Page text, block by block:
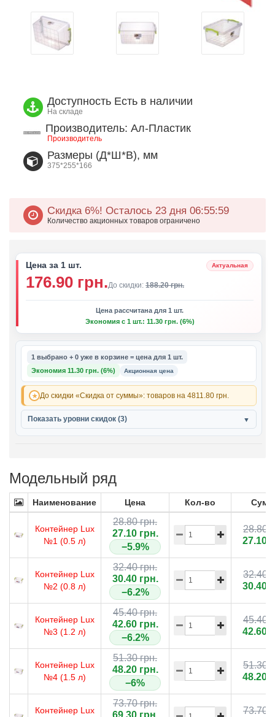
Доступность Есть в наличии
На складе
Производитель: Ал-Пластик
Производитель
Размеры (Д*Ш*В), мм
375*255*166
Скидка 6%!Осталось 23 дня 06 55 59
Количество акционных товаров ограничено
Цена за 1 шт. Актуальная
176.90 грн.До скидки: 188.20 грн.
Цена рассчитана для 1 шт.
Экономия с 1 шт.: 11.30 грн. (6%)
1 выбрано + 0 уже в корзине = цена для 1 шт.
Экономия 11.30 грн. (6%)
Акционная цена
До скидки «Скидка от суммы»: товаров на 4811.80 грн.
Показать уровни скидок (3) ▼
Модельный ряд
Наименование Цена Кол-во
Контейнер Lux
№1 (0.5 л)
28.80 грн.
27.10 грн.
−5.9%
28.80
27.10
Контейнер Lux
№2 (0.8 л)
32.40 грн.
30.40 грн.
−6.2%
32.40
30.40
Контейнер Lux
№3 (1.2 л)
45.40 грн.
42.60 грн.
−6.2%
45.40
42.60
Контейнер Lux
№4 (1.5 л)
51.30 грн.
48.20 грн.
−6%
51.30
48.20
Контейнер Lux
73.70 грн.
69.30 грн.
73.70